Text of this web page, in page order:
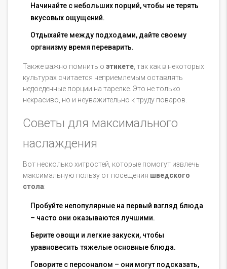
Начинайте с небольших порций, чтобы не терять
вкусовых ощущений.
Отдыхайте между подходами, дайте своему
организму время переварить.
Также важно помнить о этикете , так как в некоторых
культурах считается неприемлемым оставлять
недоеденные порции на тарелке. Это не только
некрасиво, но и неуважительно к труду поваров.
Советы для максимального
наслаждения
Вот несколько хитростей, которые помогут извлечь
максимальную пользу от посещения шведского
стола:
Пробуйте непопулярные на первый взгляд блюда
– часто они оказываются лучшими.
Берите овощи и легкие закуски, чтобы
уравновесить тяжелые основные блюда.
Говорите с персоналом – они могут подсказать,